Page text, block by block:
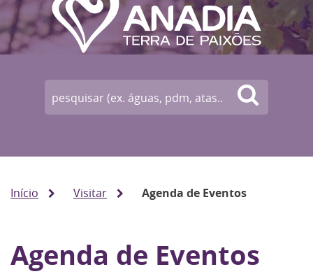
Início Visitar Agenda de Eventos
Agenda de Eventos